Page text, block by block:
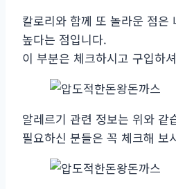
칼로리와 함께 또 놀라운 점은
높다는 점입니다.
이 부분은 체크하시고 구입하
알레르기 관련 정보는 위와 같
필요하신 분들은 꼭 체크해 보